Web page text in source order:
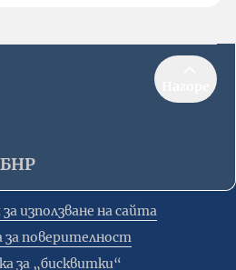
използване на сайта
поверителност
за „бисквитки“